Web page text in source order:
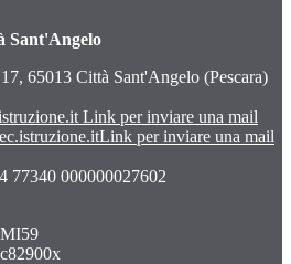
Sant'Angelo
65013 Città Sant'Angelo (Pescara)
Link per inviare una mail
Link per inviare una mail
000000027602